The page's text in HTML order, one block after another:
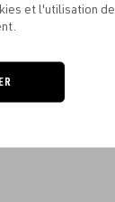
et l'utilisation de